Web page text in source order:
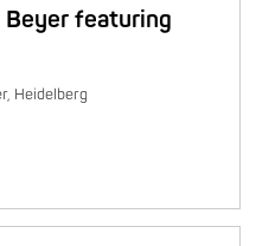
Beyer featuring
Heidelberg